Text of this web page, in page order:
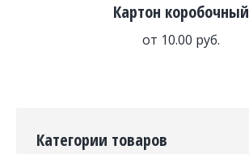
Картон коробочный
от 10.00 руб.
Категории товаров